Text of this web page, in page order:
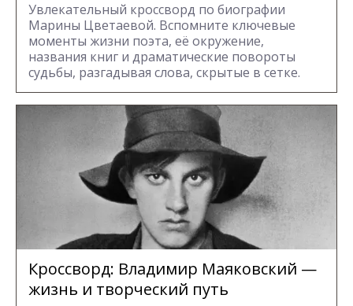
Увлекательный кроссворд по биографии
Марины Цветаевой. Вспомните ключевые
моменты жизни поэта, её окружение,
названия книг и драматические повороты
судьбы, разгадывая слова, скрытые в сетке.
Кроссворд: Владимир Маяковский —
жизнь и творческий путь